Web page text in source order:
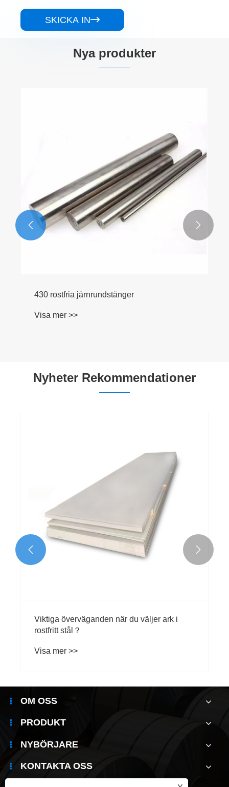
SKICKA IN
Nya produkter
430 rostfria järnrundstänger
Visa mer >>
 
Nyheter Rekommendationer
Viktiga överväganden när du väljer ark i
rostfritt stål？
Visa mer >>
 
OM OSS
PRODUKT
NYBÖRJARE
KONTAKTA OSS